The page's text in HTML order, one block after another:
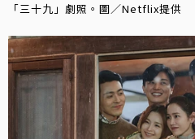
「三十九」劇照。圖／Netflix提供